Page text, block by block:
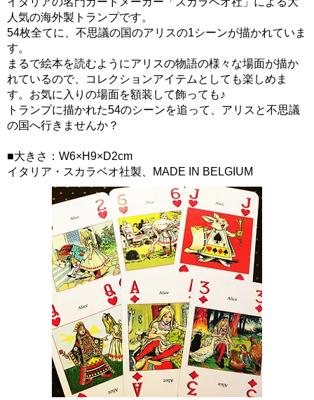
人気の海外製トランプです。
54枚全てに、不思議の国のアリスの1シーンが描かれていま
す。
まるで絵本を読むようにアリスの物語の様々な場面が描か
れているので、コレクションアイテムとしても楽しめま
す。お気に入りの場面を額装して飾っても♪
トランプに描かれた54のシーンを追って、アリスと不思議
の国へ行きませんか？
■大きさ：W6×H9×D2cm
イタリア・スカラベオ社製、MADE IN BELGIUM